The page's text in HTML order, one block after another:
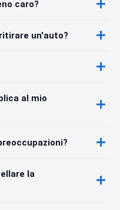
caro?
un'auto?
al mio
la